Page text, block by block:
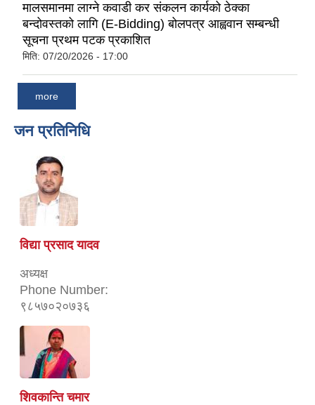
मालसमानमा लाग्ने कवाडी कर संकलन कार्यको ठेक्का
बन्दोवस्तको लागि (E-Bidding) बोलपत्र आह्ववान सम्बन्धी
सूचना प्रथम पटक प्रकाशित
मिति: 07/20/2026 - 17:00
more
जन प्रतिनिधि
विद्या प्रसाद यादव
अध्यक्ष
Phone Number:
९८५७०२०७३६
शिवकान्ति चमार